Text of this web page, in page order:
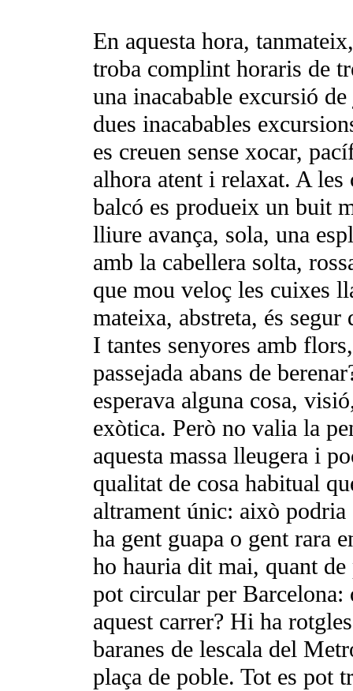
En aquesta hora,
troba complint horaris de
una inacaba­ble excursió
dues inacabables
es creuen sense xocar,
alhora atent i relaxat. A
balcó es produeix un buit
lliure avança, sola, una
amb la cabellera solta,
que mou veloç les cuixes
mateixa, abstreta, és
I tantes senyores amb
passejada abans de
es­perava alguna cosa,
exòtica. Però no valia la
aquesta massa lleugera i
qualitat de cosa habitual
altrament únic: això
ha gent guapa o gent rara
ho hauria dit mai, quant de
pot circular per Barcelona:
aquest carrer? Hi ha
baranes de lesca­la del
plaça de poble. Tot es pot